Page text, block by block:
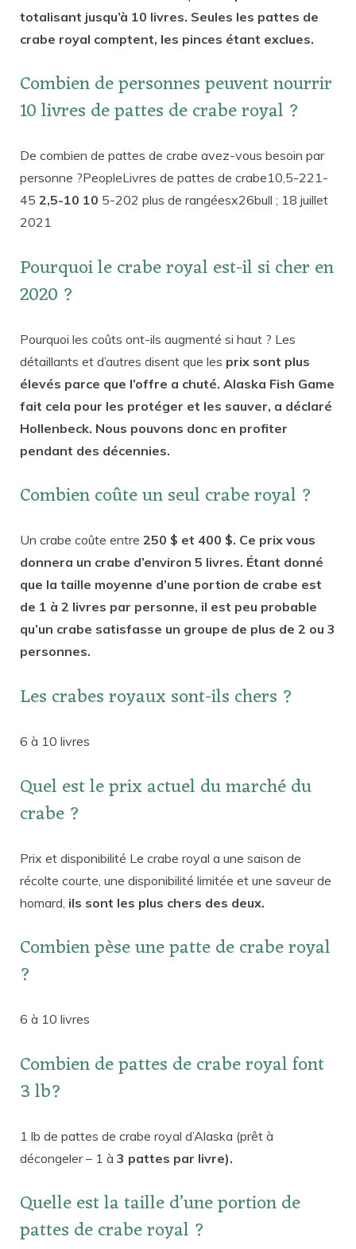
totalisant jusqu’à 10 livres. Seules les pattes de
crabe royal comptent, les pinces étant exclues.
Combien de personnes peuvent nourrir
10 livres de pattes de crabe royal ?
De combien de pattes de crabe avez-vous besoin par
personne ?PeopleLivres de pattes de crabe10,5-221-
45 2,5-10 10 5-202 plus de rangéesx26bull ; 18 juillet
2021
Pourquoi le crabe royal est-il si cher en
2020 ?
Pourquoi les coûts ont-ils augmenté si haut ? Les
détaillants et d’autres disent que les prix sont plus
élevés parce que l’offre a chuté. Alaska Fish Game
fait cela pour les protéger et les sauver, a déclaré
Hollenbeck. Nous pouvons donc en profiter
pendant des décennies.
Combien coûte un seul crabe royal ?
Un crabe coûte entre 250 $ et 400 $. Ce prix vous
donnera un crabe d’environ 5 livres. Étant donné
que la taille moyenne d’une portion de crabe est
de 1 à 2 livres par personne, il est peu probable
qu’un crabe satisfasse un groupe de plus de 2 ou 3
personnes.
Les crabes royaux sont-ils chers ?
6 à 10 livres
Quel est le prix actuel du marché du
crabe ?
Prix ​​et disponibilité Le crabe royal a une saison de
récolte courte, une disponibilité limitée et une saveur de
homard, ils sont les plus chers des deux.
Combien pèse une patte de crabe royal
?
6 à 10 livres
Combien de pattes de crabe royal font
3 lb?
1 lb de pattes de crabe royal d’Alaska (prêt à
décongeler – 1 à 3 pattes par livre).
Quelle est la taille d’une portion de
pattes de crabe royal ?